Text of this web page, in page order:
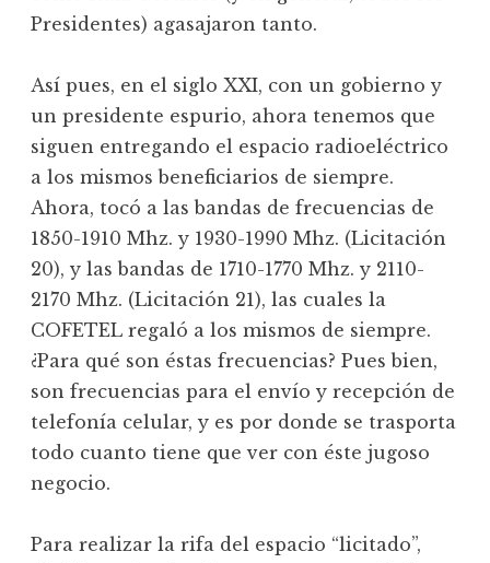
Presidentes) agasajaron tanto.
Así pues, en el siglo XXI, con un gobierno y
un presidente espurio, ahora tenemos que
siguen entregando el espacio radioeléctrico
a los mismos beneficiarios de siempre.
Ahora, tocó a las bandas de frecuencias de
1850-1910 Mhz. y 1930-1990 Mhz. (Licitación
20), y las bandas de 1710-1770 Mhz. y 2110-
2170 Mhz. (Licitación 21), las cuales la
COFETEL regaló a los mismos de siempre.
¿Para qué son éstas frecuencias? Pues bien,
son frecuencias para el envío y recepción de
telefonía celular, y es por donde se trasporta
todo cuanto tiene que ver con éste jugoso
negocio.
Para realizar la rifa del espacio “licitado”,